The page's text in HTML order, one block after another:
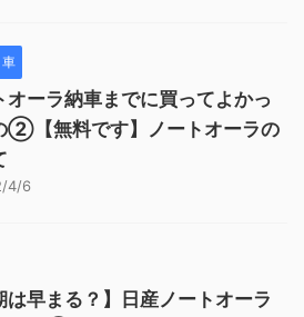
車
オーラ納車までに買ってよかっ
②【無料です】ノートオーラの
4/6
は早まる？】日産ノートオーラ